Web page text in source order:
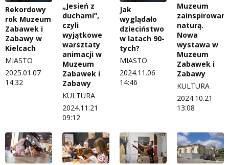
Rekordowy
rok Muzeum
Zabawek i
Zabawy w
Kielcach
MIASTO
2025.01.07
14:32
„Jesień z
duchami”,
czyli
wyjątkowe
warsztaty
animacji w
Muzeum
Zabawek i
Zabawy
KULTURA
2024.11.21
09:12
Jak
wyglądało
dzieciństwo
w latach 90-
tych?
MIASTO
2024.11.06
14:46
Muzeum
naturą.
Nowa
wystawa w
Muzeum
Zabawek i
Zabawy
KULTURA
2024.10.21
13:08